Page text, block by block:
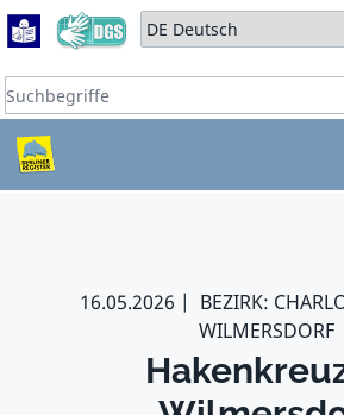
Zum Hauptbereich springen
Zum Hauptmenü springen
Sprache auswählen:
Suchbegriffe:
ZUM
16.05.2026
BEZIRK:
WILMERSDORF